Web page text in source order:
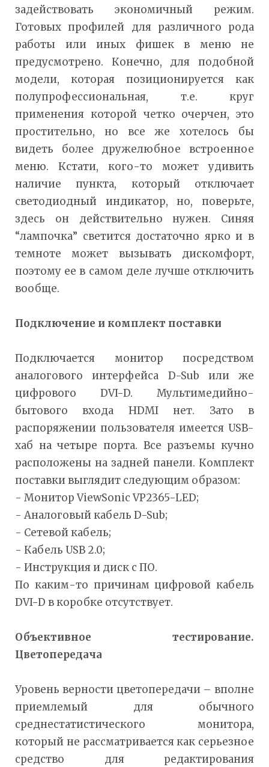
задействовать экономичный режим.
Готовых профилей для различного рода
работы или иных фишек в меню не
предусмотрено. Конечно, для подобной
модели, которая позиционируется как
полупрофессиональная, т.е. круг
применения которой четко очерчен, это
простительно, но все же хотелось бы
видеть более дружелюбное встроенное
меню. Кстати, кого-то может удивить
наличие пункта, который отключает
светодиодный индикатор, но, поверьте,
здесь он действительно нужен. Синяя
“лампочка” светится достаточно ярко и в
темноте может вызывать дискомфорт,
поэтому ее в самом деле лучше отключить
вообще.
Подключение и комплект поставки
Подключается монитор посредством
аналогового интерфейса D-Sub или же
цифрового DVI-D. Мультимедийно-
бытового входа HDMI нет. Зато в
распоряжении пользователя имеется USB-
хаб на четыре порта. Все разъемы кучно
расположены на задней панели. Комплект
поставки выглядит следующим образом:
- Монитор ViewSonic VP2365-LED;
- Аналоговый кабель D-Sub;
- Сетевой кабель;
- Кабель USB 2.0;
- Инструкция и диск с ПО.
По каким-то причинам цифровой кабель
DVI-D в коробке отсутствует.
Объективное тестирование.
Цветопередача
Уровень верности цветопередачи – вполне
приемлемый для обычного
среднестатистического монитора,
который не рассматривается как серьезное
средство для редактирования